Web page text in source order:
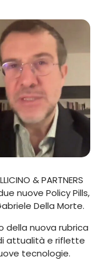
& PARTNERS
nuove Policy Pills,
Della Morte.
della nuova rubrica
attualità e riflette
tecnologie.